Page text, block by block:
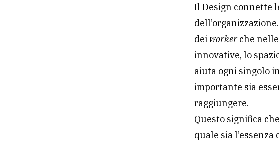
Il Design connette
dei workerche
innovative, lo
aiuta ogni singolo
importante sia
raggiungere.
Questo significa
quale sia